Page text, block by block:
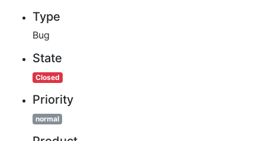
Type
Bug
State
Closed
Priority
normal